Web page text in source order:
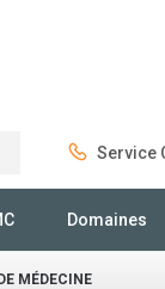
Service
Domaines
MÉDECINE